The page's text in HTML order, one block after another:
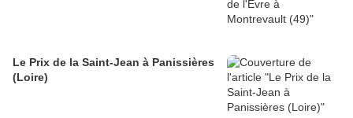
Le Prix de la Saint-Jean à Panissières
(Loire)